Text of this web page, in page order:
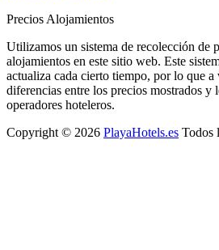
Precios Alojamientos
Utilizamos un sistema de recolección de
alojamientos en este sitio web. Este
actualiza cada cierto tiempo, por lo que a
diferencias entre los precios mostrados y
operadores hoteleros.
Copyright © 2026 PlayaHotels.es Todos